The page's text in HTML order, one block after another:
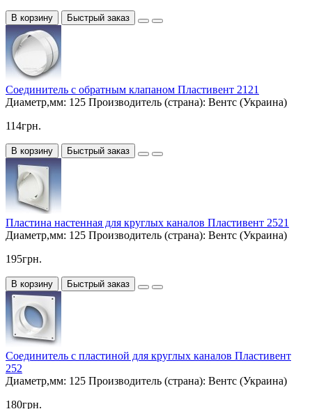
В корзину Быстрый заказ
Соединитель с обратным клапаном Пластивент 2121
Диаметр,мм: 125 Производитель (страна): Вентс (Украина)
114грн.
В корзину Быстрый заказ
Пластина настенная для круглых каналов Пластивент 2521
Диаметр,мм: 125 Производитель (страна): Вентс (Украина)
195грн.
В корзину Быстрый заказ
Соединитель с пластиной для круглых каналов Пластивент
252
Диаметр,мм: 125 Производитель (страна): Вентс (Украина)
180грн.